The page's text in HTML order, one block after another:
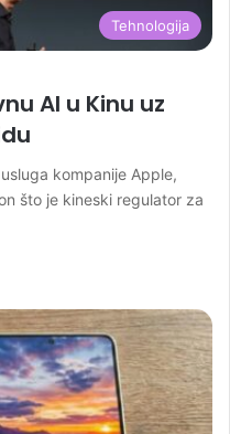
Tehnologija
AI u Kinu uz
kompanije Apple,
što je kineski regulator za